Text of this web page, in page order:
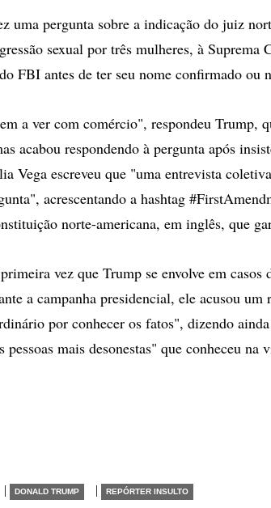
uma pergunta sobre a indicação do juiz
sexual por três mulheres, à Suprema
FBI antes de ter seu nome confirmado ou
a ver com comércio", respondeu Trump,
acabou respondendo à pergunta após
Vega escreveu que "uma entrevista
acrescentando a hashtag
norte-americana, em inglês, que
vez que Trump se envolve em
a campanha presidencial, ele acusou
por conhecer os fatos", dizendo
pessoas mais desonestas" que conheceu na
| DONALD TRUMP | REPÓRTER INSULTO